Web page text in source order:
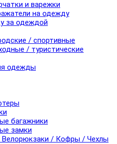
и варежки
на одежду
за одеждой
/ спортивные
/ туристические
одежды
багажники
замки
Велорюкзаки / Кофры / Чехлы